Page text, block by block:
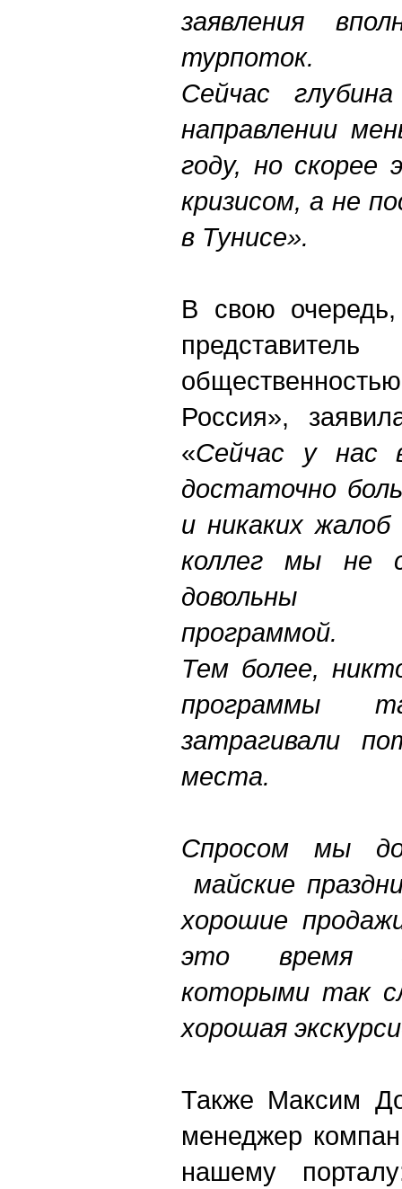
заявления
турпоток.
Сейчас
направлении
году, но скорее
кризисом, а не
в Тунисе».
В свою
Россия»,
«Сейчас у нас
достаточно
и никаких
коллег мы не
довольны
программой.
Тем более,
программы
затрагивали
места.
Спросом мы
майские
хорошие
это время
которыми так
хорошая
Также Максим
менеджер
нашему